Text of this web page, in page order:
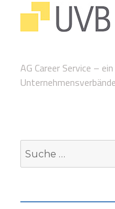
AG Career Service –
Suche
nach: